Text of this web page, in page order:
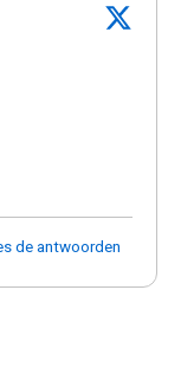
de antwoorden